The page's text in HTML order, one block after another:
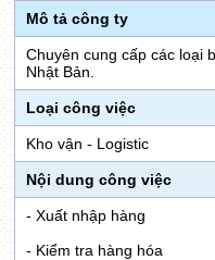
Mô tả công ty
Chuyên cung cấp các loại
Nhật Bản.
Loại công việc
Kho vận - Logistic
Nội dung công việc
- Xuất nhập hàng
- Kiểm tra hàng hóa